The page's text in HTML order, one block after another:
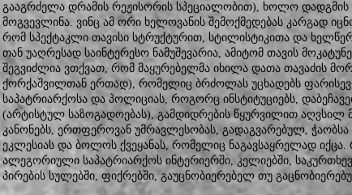
გააგრძელა დრამის რეჟისორის სპეციალობით), ხოლო
მოგვევლინა. ვინც ამ ორი ხელოვანის შემოქმედებას კარგად
რომ სპექტაკლი თავისი სტრუქტურით, სტილისტიკითა და
თან უაღრესად საინტერესო ნამუშევარია, ამიტომ თავის
შეგვიძლია ვთქვათ, რომ მაყურებელმა იხილა დათა თავაძის
ქორქაშვილთან ერთად), რომელიც ბრძოლას უცხადებს
საპატრიარქოსა და პოლიციას, როგორც ინსტიტუციებს,
(არტისტულ საზოგადოებას), გამდიდრების წყურვილით აღვსილ
კანონებს, ერთფეროვან უმრავლესობას, გადაგვარებულ,
ეკლესიას და ბოლოს ქვეყანას, რომელიც ნაგავსაყრელად იქცა.
ალეგორიული საპატრიარქოს ინტერიერში, კელიებში,
პირების სულებში, ფიქრებში, გაუცნობიერებელ თუ